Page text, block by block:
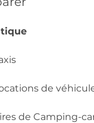
de
de Camping-
Cyrano